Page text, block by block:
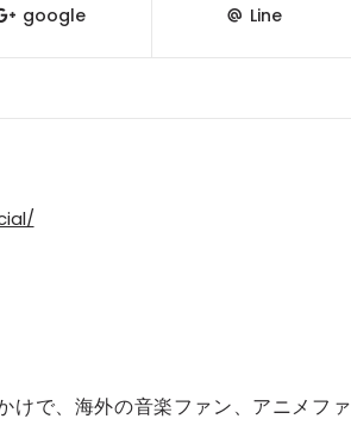
google Line
で、海外の音楽ファン、アニメファ